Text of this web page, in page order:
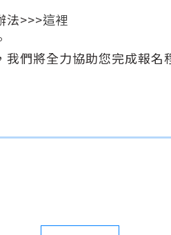
法>>>這裡
們將全力協助您完成報名